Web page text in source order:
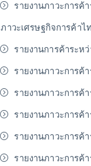
รายงานภาวะการค้
ภาวะเศรษฐกิจการค้า
รายงานการค้าระห
รายงานภาวะการค้
รายงานภาวะการค้
รายงานภาวะการค้
รายงานภาวะการค้
รายงานภาวะการค้